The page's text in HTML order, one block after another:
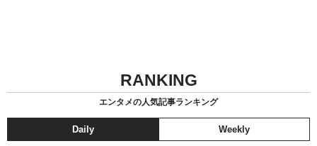
RANKING
エンタメの人気記事ランキング
Daily Weekly